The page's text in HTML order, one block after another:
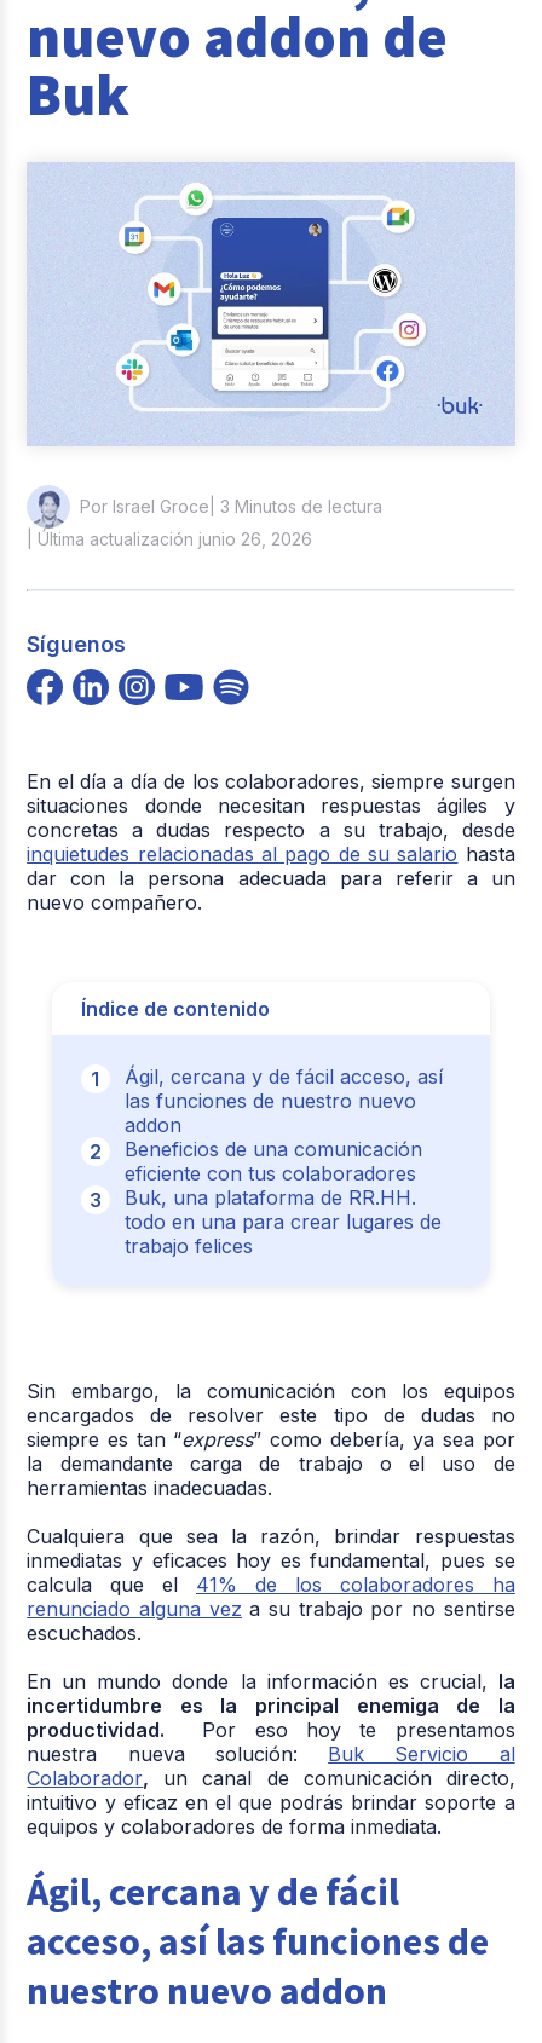
Casos de éxito
Actualidad laboral
nuevo addon de
Buk
Por Israel Groce | 3 Minutos de lectura
| Última actualización junio 26, 2026
Síguenos
En el día a día de los colaboradores, siempre surgen
situaciones donde necesitan respuestas ágiles y
concretas a dudas respecto a su trabajo, desde
inquietudes relacionadas al pago de su salario hasta
dar con la persona adecuada para referir a un
nuevo compañero.
Índice de contenido
Ágil, cercana y de fácil acceso, así
las funciones de nuestro nuevo
addon
Beneficios de una comunicación
eficiente con tus colaboradores
Buk, una plataforma de RR.HH.
todo en una para crear lugares de
trabajo felices
Sin embargo, la comunicación con los equipos
encargados de resolver este tipo de dudas no
siempre es tan “express” como debería, ya sea por
la demandante carga de trabajo o el uso de
herramientas inadecuadas.
Cualquiera que sea la razón, brindar respuestas
inmediatas y eficaces hoy es fundamental, pues se
calcula que el 41% de los colaboradores ha
renunciado alguna vez a su trabajo por no sentirse
escuchados.
En un mundo donde la información es crucial, la
incertidumbre es la principal enemiga de la
productividad. Por eso hoy te presentamos
nuestra nueva solución: Buk Servicio al
Colaborador, un canal de comunicación directo,
intuitivo y eficaz en el que podrás brindar soporte a
equipos y colaboradores de forma inmediata.
Ágil, cercana y de fácil
acceso, así las funciones de
nuestro nuevo addon